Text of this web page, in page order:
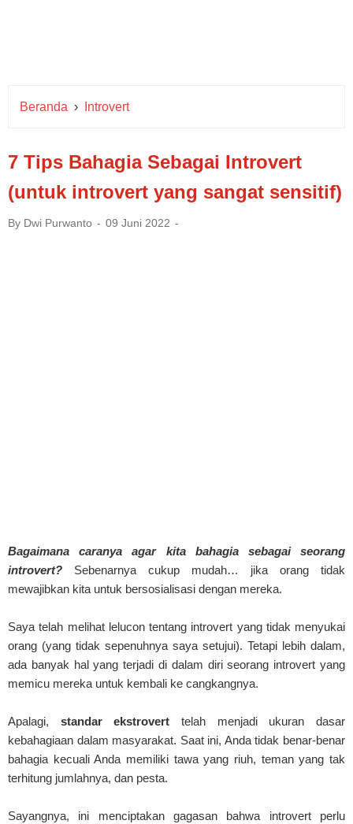
Beranda › Introvert
7 Tips Bahagia Sebagai Introvert
(untuk introvert yang sangat sensitif)
By Dwi Purwanto 09 Juni 2022
Bagaimana caranya agar kita bahagia sebagai seorang
introvert? Sebenarnya cukup mudah… jika orang tidak
mewajibkan kita untuk bersosialisasi dengan mereka.
Saya telah melihat lelucon tentang introvert yang tidak menyukai
orang (yang tidak sepenuhnya saya setujui). Tetapi lebih dalam,
ada banyak hal yang terjadi di dalam diri seorang introvert yang
memicu mereka untuk kembali ke cangkangnya.
Apalagi, standar ekstrovert telah menjadi ukuran dasar
kebahagiaan dalam masyarakat. Saat ini, Anda tidak benar-benar
bahagia kecuali Anda memiliki tawa yang riuh, teman yang tak
terhitung jumlahnya, dan pesta.
Sayangnya, ini menciptakan gagasan bahwa introvert perlu